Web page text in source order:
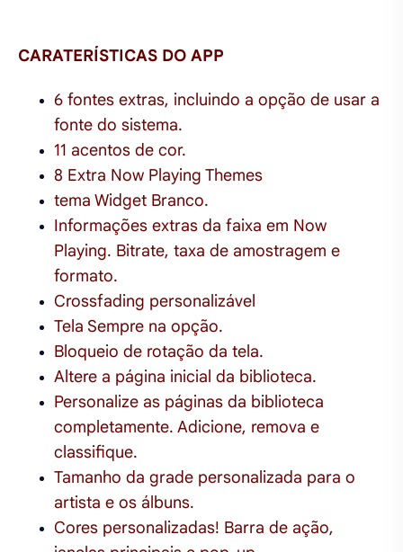
CARATERÍSTICAS DO APP
6 fontes extras, incluindo a opção de usar a
fonte do sistema.
11 acentos de cor.
8 Extra Now Playing Themes
tema Widget Branco.
Informações extras da faixa em Now
Playing. Bitrate, taxa de amostragem e
formato.
Crossfading personalizável
Tela Sempre na opção.
Bloqueio de rotação da tela.
Altere a página inicial da biblioteca.
Personalize as páginas da biblioteca
completamente. Adicione, remova e
classifique.
Tamanho da grade personalizada para o
artista e os álbuns.
Cores personalizadas! Barra de ação,